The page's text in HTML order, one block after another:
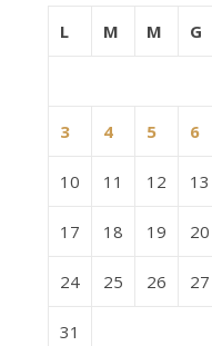
L M M G
3 4 5 6
10 11 12 13
17 18 19 20
24 25 26 27
31